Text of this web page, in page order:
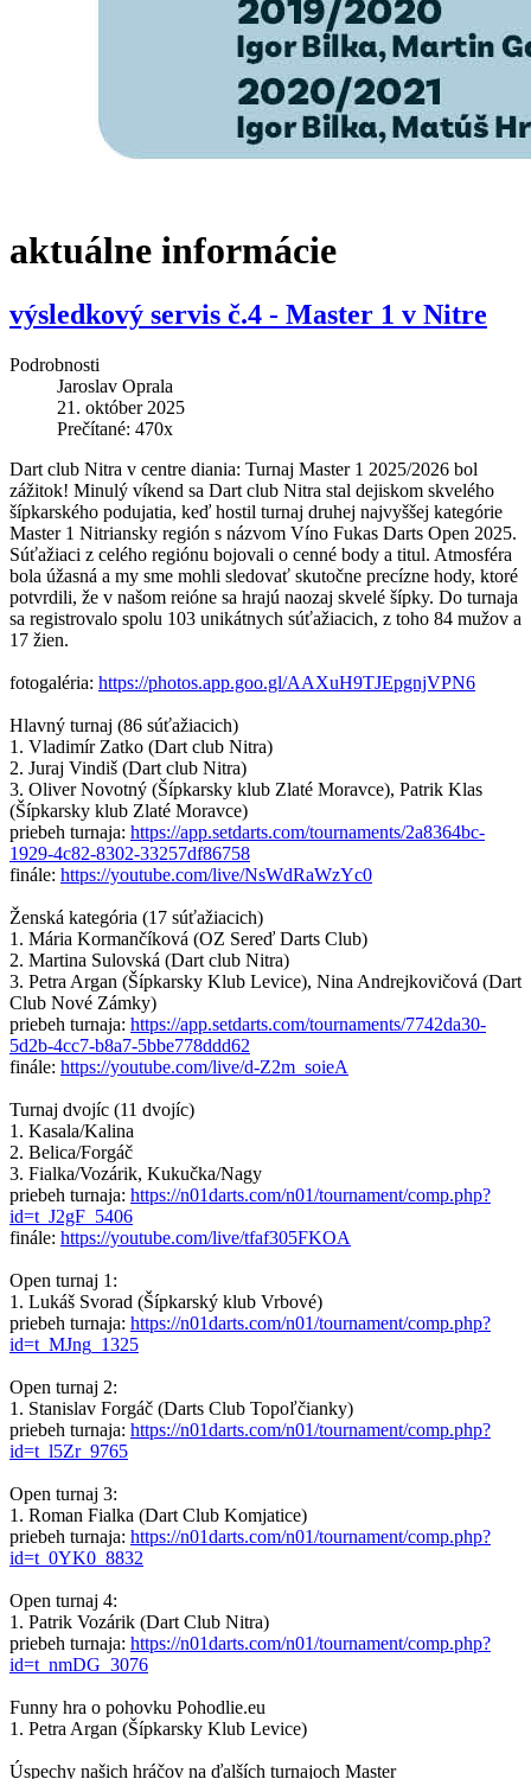
aktuálne informácie
výsledkový servis č.4 - Master 1 v Nitre
Podrobnosti
Jaroslav Oprala
21. október 2025
Prečítané: 470x
Dart club Nitra v centre diania: Turnaj Master 1 2025/2026 bol
zážitok! Minulý víkend sa Dart club Nitra stal dejiskom skvelého
šípkarského podujatia, keď hostil turnaj druhej najvyššej kategórie
Master 1 Nitriansky región s názvom Víno Fukas Darts Open 2025.
Súťažiaci z celého regiónu bojovali o cenné body a titul. Atmosféra
bola úžasná a my sme mohli sledovať skutočne precízne hody, ktoré
potvrdili, že v našom reióne sa hrajú naozaj skvelé šípky. Do turnaja
sa registrovalo spolu 103 unikátnych súťažiacich, z toho 84 mužov a
17 žien.
fotogaléria: https://photos.app.goo.gl/AAXuH9TJEpgnjVPN6
Hlavný turnaj (86 súťažiacich)
1. Vladimír Zatko (Dart club Nitra)
2. Juraj Vindiš (Dart club Nitra)
3. Oliver Novotný (Šípkarsky klub Zlaté Moravce), Patrik Klas
(Šípkarsky klub Zlaté Moravce)
priebeh turnaja: https://app.setdarts.com/tournaments/2a8364bc-
1929-4c82-8302-33257df86758
finále: https://youtube.com/live/NsWdRaWzYc0
Ženská kategória (17 súťažiacich)
1. Mária Kormančíková (OZ Sereď Darts Club)
2. Martina Sulovská (Dart club Nitra)
3. Petra Argan (Šípkarsky Klub Levice), Nina Andrejkovičová (Dart
Club Nové Zámky)
priebeh turnaja: https://app.setdarts.com/tournaments/7742da30-
5d2b-4cc7-b8a7-5bbe778ddd62
finále: https://youtube.com/live/d-Z2m_soieA
Turnaj dvojíc (11 dvojíc)
1. Kasala/Kalina
2. Belica/Forgáč
3. Fialka/Vozárik, Kukučka/Nagy
priebeh turnaja: https://n01darts.com/n01/tournament/comp.php?
id=t_J2gF_5406
finále: https://youtube.com/live/tfaf305FKOA
Open turnaj 1:
1. Lukáš Svorad (Šípkarský klub Vrbové)
priebeh turnaja: https://n01darts.com/n01/tournament/comp.php?
id=t_MJng_1325
Open turnaj 2:
1. Stanislav Forgáč (Darts Club Topoľčianky)
priebeh turnaja: https://n01darts.com/n01/tournament/comp.php?
id=t_l5Zr_9765
Open turnaj 3:
1. Roman Fialka (Dart Club Komjatice)
priebeh turnaja: https://n01darts.com/n01/tournament/comp.php?
id=t_0YK0_8832
Open turnaj 4:
1. Patrik Vozárik (Dart Club Nitra)
priebeh turnaja: https://n01darts.com/n01/tournament/comp.php?
id=t_nmDG_3076
Funny hra o pohovku Pohodlie.eu
1. Petra Argan (Šípkarsky Klub Levice)
Úspechy našich hráčov na ďalších turnajoch Master